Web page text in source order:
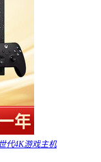
代4K游戏主机